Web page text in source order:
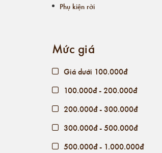
Phụ kiện rời
Mức giá
Giá dưới 100.000đ
100.000đ - 200.000đ
200.000đ - 300.000đ
300.000đ - 500.000đ
500.000đ - 1.000.000đ